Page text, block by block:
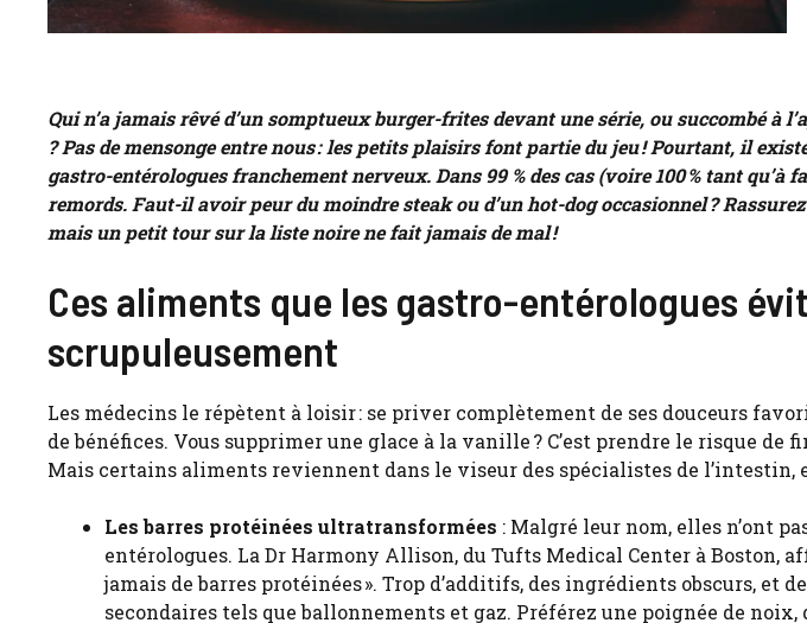
Qui n’a jamais rêvé d’un somptueux burger-frites devant une série, ou succombé à
? Pas de mensonge entre nous : les petits plaisirs font partie du jeu ! Pourtant, il
gastro-entérologues franchement nerveux. Dans 99 % des cas (voire 100 % tant qu’à
remords. Faut-il avoir peur du moindre steak ou d’un hot-dog occasionnel ?
mais un petit tour sur la liste noire ne fait jamais de mal !
Ces aliments que les gastro-entérologues
scrupuleusement
Les médecins le répètent à loisir : se priver complètement de ses douceurs
de bénéfices. Vous supprimer une glace à la vanille ? C’est prendre le risque
Mais certains aliments reviennent dans le viseur des spécialistes de l’intestin,
Les barres protéinées ultratransformées : Malgré leur nom, elles n’ont
entérologues. La Dr Harmony Allison, du Tufts Medical Center à Boston,
jamais de barres protéinées ». Trop d’additifs, des ingrédients obscurs, et
secondaires tels que ballonnements et gaz. Préférez une poignée de noix,